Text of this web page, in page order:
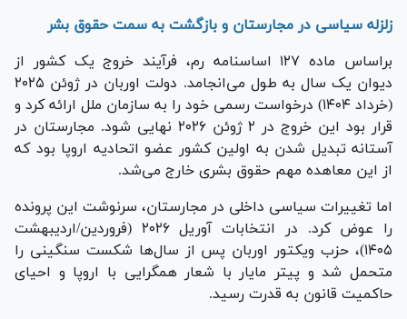
زلزله سیاسی در مجارستان و بازگشت به سمت حقوق بشر
براساس ماده ۱۲۷ اساسنامه رم، فرآیند خروج یک کشور از
دیوان یک سال به طول می‌انجامد. دولت اوربان در ژوئن ۲۰۲۵
(خرداد ۱۴۰۴) درخواست رسمی خود را به سازمان ملل ارائه کرد و
قرار بود این خروج در ۲ ژوئن ۲۰۲۶ نهایی شود. مجارستان در
آستانه تبدیل شدن به اولین کشور عضو اتحادیه اروپا بود که
از این معاهده مهم حقوق بشری خارج می‌شد.
اما تغییرات سیاسی داخلی در مجارستان، سرنوشت این پرونده
را عوض کرد. در انتخابات آوریل ۲۰۲۶ (فروردین/اردیبهشت
۱۴۰۵)، حزب ویکتور اوربان پس از سال‌ها شکست سنگینی را
متحمل شد و پیتر مایار با شعار همگرایی با اروپا و احیای
حاکمیت قانون به قدرت رسید.